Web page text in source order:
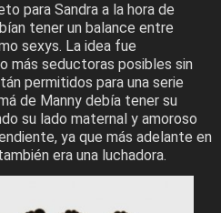
para Sandra a la hora de
tener un balance entre
sexys. La idea fue
más seductoras posibles sin
permitidos para una serie
de Manny debía tener su
su lado maternal y amoroso
ya que más adelante en
era una luchadora.